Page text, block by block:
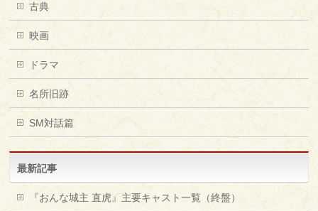
古典
映画
ドラマ
名所旧跡
SM対話篇
最新記事
『おんな城主 直虎』主要キャスト一覧（終盤）